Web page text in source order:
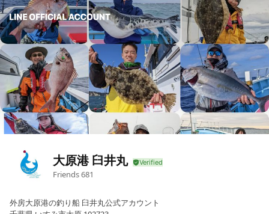
大原港 臼井丸
Friends681
外房大原港の釣り船 臼井丸公式アカウント